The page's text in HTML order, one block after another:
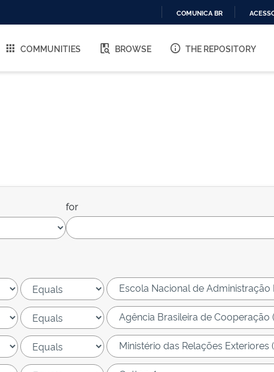
O
COMUNICA BR
COMMUNITIES BROWSE THE REPOSITORY
for